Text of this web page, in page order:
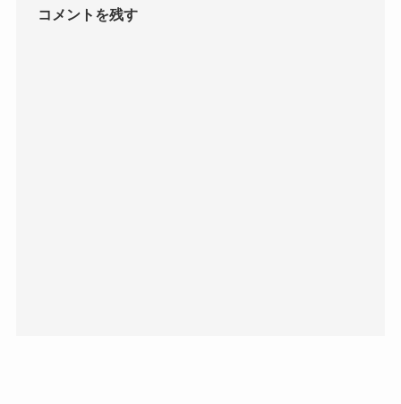
コメントを残す